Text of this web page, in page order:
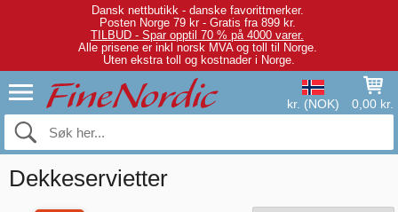
Dansk nettbutikk - danske favorittmerker.
Posten Norge 79 kr - Gratis fra 899 kr.
TILBUD - Spar opptil 70 % på 4000 varer.
Alle prisene er inkl norsk MVA og toll til Norge.
Uten ekstra toll og kostnader i Norge.
kr. (NOK) 0,00 kr.
Dekkeservietter